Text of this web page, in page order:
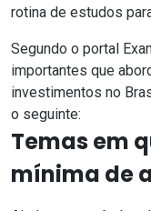
rotina de estudos
Segundo o portal
importantes que
investimentos no
o seguinte:
Temas em
mínima de